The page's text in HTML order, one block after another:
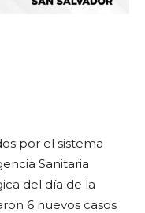
por el sistema
Sanitaria
del día de la
6 nuevos casos